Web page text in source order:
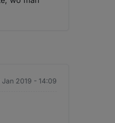
Jan 2019 - 14:09